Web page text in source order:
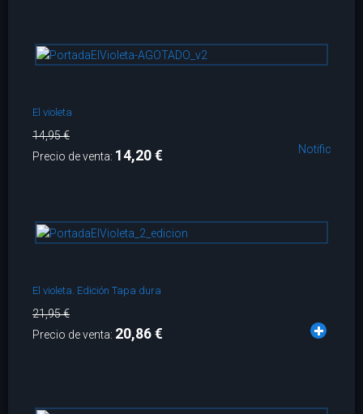
El violeta
14,95 €
Precio de venta: 14,20 € Notificarme
El violeta. Edición Tapa dura
21,95 €
Precio de venta: 20,86 €